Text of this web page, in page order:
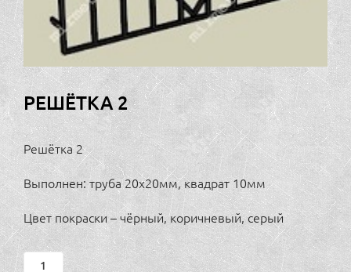
РЕШЁТКА 2
Решётка 2
Выполнен: труба 20х20мм, квадрат 10мм
Цвет покраски – чёрный, коричневый, серый
Решётка